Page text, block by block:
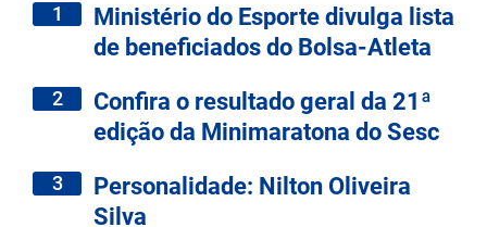
1
Ministério do Esporte divulga lista
de beneficiados do Bolsa-Atleta
2
Confira o resultado geral da 21ª
edição da Minimaratona do Sesc
3
Personalidade: Nilton Oliveira
Silva